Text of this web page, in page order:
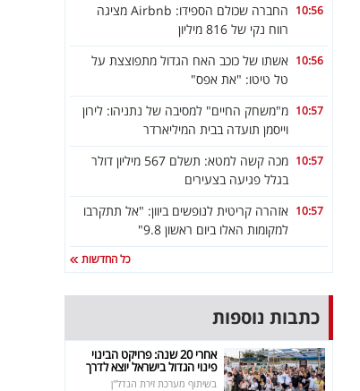
10:56
החברה שכולם הספידו: Airbnb מציגה
רווח נקי של 816 מיליון
10:56 אשתו של כוכב האח הגדול מתפוצצת על
טל טיטו: "את אפס"
10:57 מ"משחק החיים" למסיבה של נתניהו: לירון
וייסמן תועדה בבית המיליארדר
10:57
מכה קשה למטא: תשלם 567 מיליון דולר
בגלל פגיעה בצעירים
10:57 אזהרה קריטית לנופשים ביוון: "אל תתקרבו
למקומות האלו ביום ראשון 9.8"
כל החדשות
כתבות נוספות
אחרי 20 שנה: פרויקט הבינוי
פינוי הגדול בישראל יוצא לדרך
בשיתוף מערכת זירת הנדל"ן